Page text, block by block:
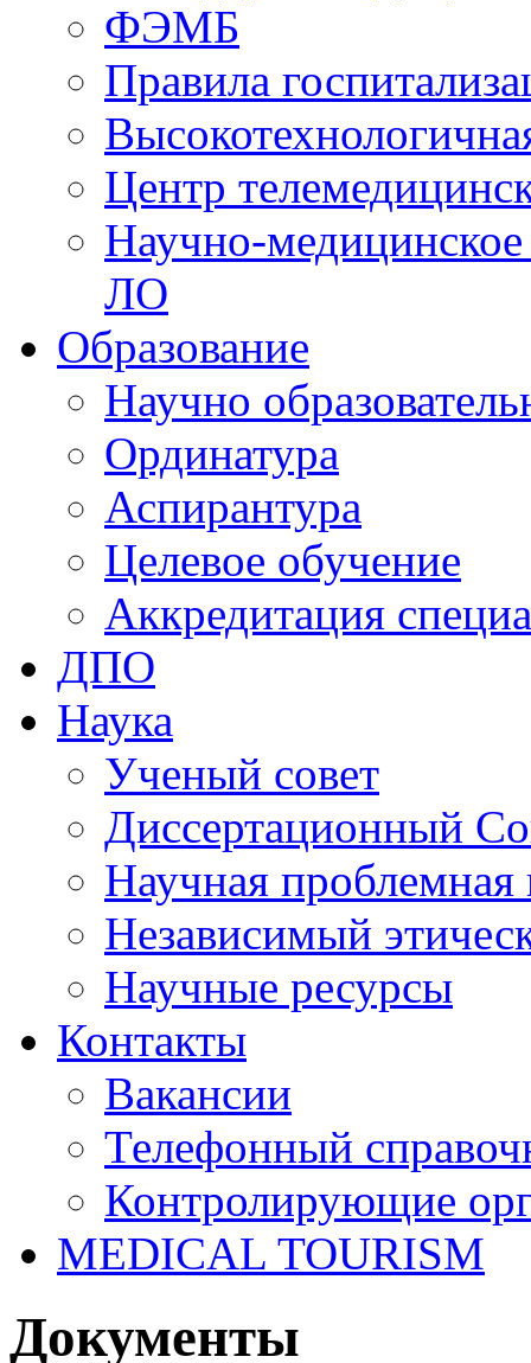
ФЭМБ
Правила
Центр
Научно-
ЛО
Образование
Научно
Ординатура
Аспирантура
Целевое обучение
Аккредитация
ДПО
Наука
Ученый совет
Диссертационный
Научная проблемная
Независимый
Научные ресурсы
Контакты
Вакансии
Телефонный
Контролирующие
MEDICAL TOURISM
Документы